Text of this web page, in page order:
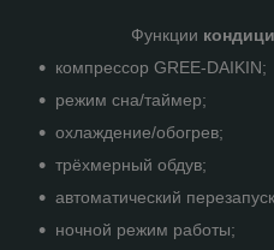
Функции
компрессор GREE-DAIKIN;
режим сна/таймер;
охлаждение/обогрев;
трёхмерный обдув;
автоматический
ночной режим работы;